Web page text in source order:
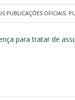
PUBLICAÇÕES OFICIAIS,
para tratar de